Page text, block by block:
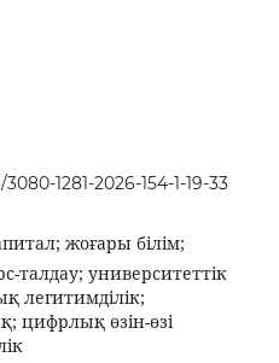
1281-2026-154-1-19-33
жоғары білім;
талдау; университеттік
легитимділік;
цифрлық өзін-өзі